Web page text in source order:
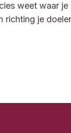
weet waar je
richting je